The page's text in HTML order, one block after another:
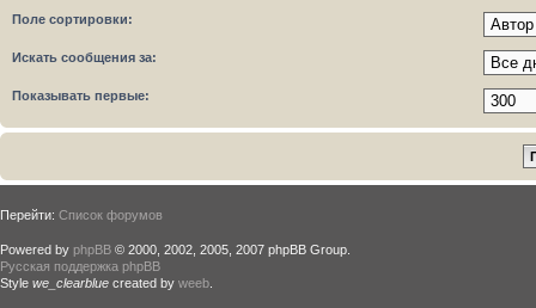
Поле сортировки:
Искать сообщения за:
Показывать первые:
Перейти: Список форумов
Powered by phpBB © 2000, 2002, 2005, 2007 phpBB Group.
Русская поддержка phpBB
Style we_clearblue created by weeb